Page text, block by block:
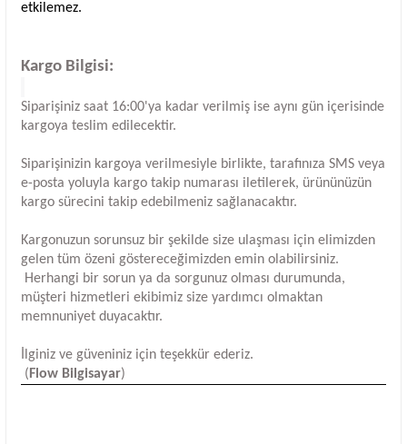
etkilemez.
Kargo Bilgisi:
Siparişiniz saat 16:00'ya kadar verilmiş ise aynı gün içerisinde
kargoya teslim edilecektir.
Siparişinizin kargoya verilmesiyle birlikte, tarafınıza SMS veya
e-posta yoluyla kargo takip numarası iletilerek, ürününüzün
kargo sürecini takip edebilmeniz sağlanacaktır.
Kargonuzun sorunsuz bir şekilde size ulaşması için elimizden
gelen tüm özeni göstereceğimizden emin olabilirsiniz.
Herhangi bir sorun ya da sorgunuz olması durumunda,
müşteri hizmetleri ekibimiz size yardımcı olmaktan
memnuniyet duyacaktır.
İlginiz ve güveniniz için teşekkür ederiz.
( Flow Bilgisayar)